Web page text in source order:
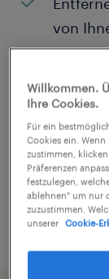
von
nach
Bereich
Ändern
das
richtig
Willkommen.
Ihre Cookies.
Für ein
Cookies ein.
zustimmen,
Präferenzen
festzulegen,
ablehnen" um nur
zuzustimmen.
unserer
Cookie-